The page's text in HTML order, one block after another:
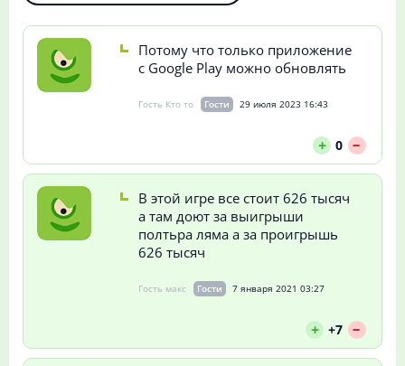
Потому что только приложение
с Google Play можно обновлять
Гость Кто то Гости 29 июля 2023 16:43
+ 0 --
В этой игре все стоит 626 тысяч
а там доют за выигрыши
полтьра ляма а за проигрышь
626 тысяч
Гость макс Гости 7 января 2021 03:27
+ +7 --